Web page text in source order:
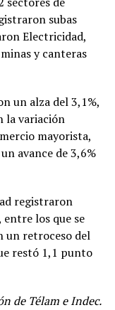
subas
Electricidad,
y canteras
un alza del 3,1%,
la variación
mayorista,
avance de 3,6%
registraron
los que se
un retroceso del
restó 1,1 punto
de Télam e Indec.